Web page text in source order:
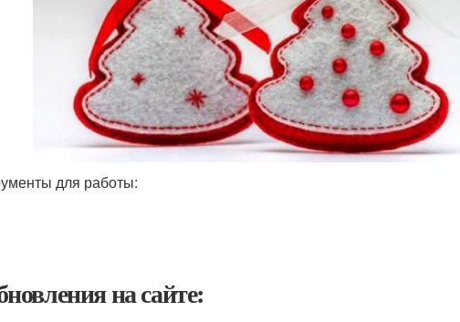
для работы:
на сайте: